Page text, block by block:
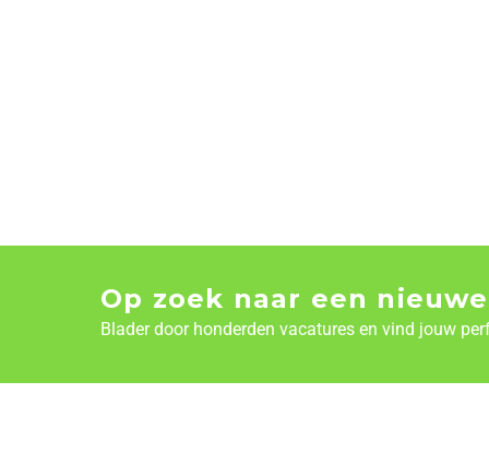
Op zoek naar een
Blader door honderden vacatures en vind jouw